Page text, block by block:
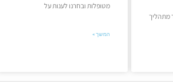
מתהליך
מטופלות ובחרנו לענות על
המשך »